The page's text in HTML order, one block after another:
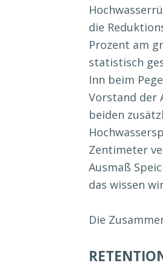
die
Prozent am
statistisch
Inn beim
Vorstand der
beiden
Zentimeter
Ausmaß
das wissen
Die